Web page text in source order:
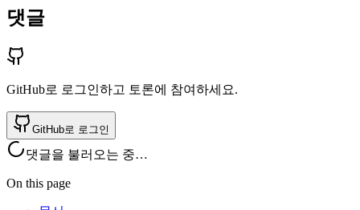
댓글
GitHub로 로그인하고 토론에 참여하세요.
GitHub로 로그인
댓글을 불러오는 중…
On this page